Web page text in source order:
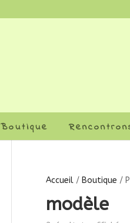
Boutique
Accueil/ Boutique /
modèle